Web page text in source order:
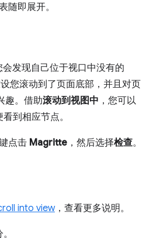
随即展开。
发现自己位于视口中没有的
您滚动到了页面底部，并且对页
趣。借助滚动到视图中 ，您可以
到相应节点。
点击 Magritte ，然后选择检查。
into view，查看更多说明。